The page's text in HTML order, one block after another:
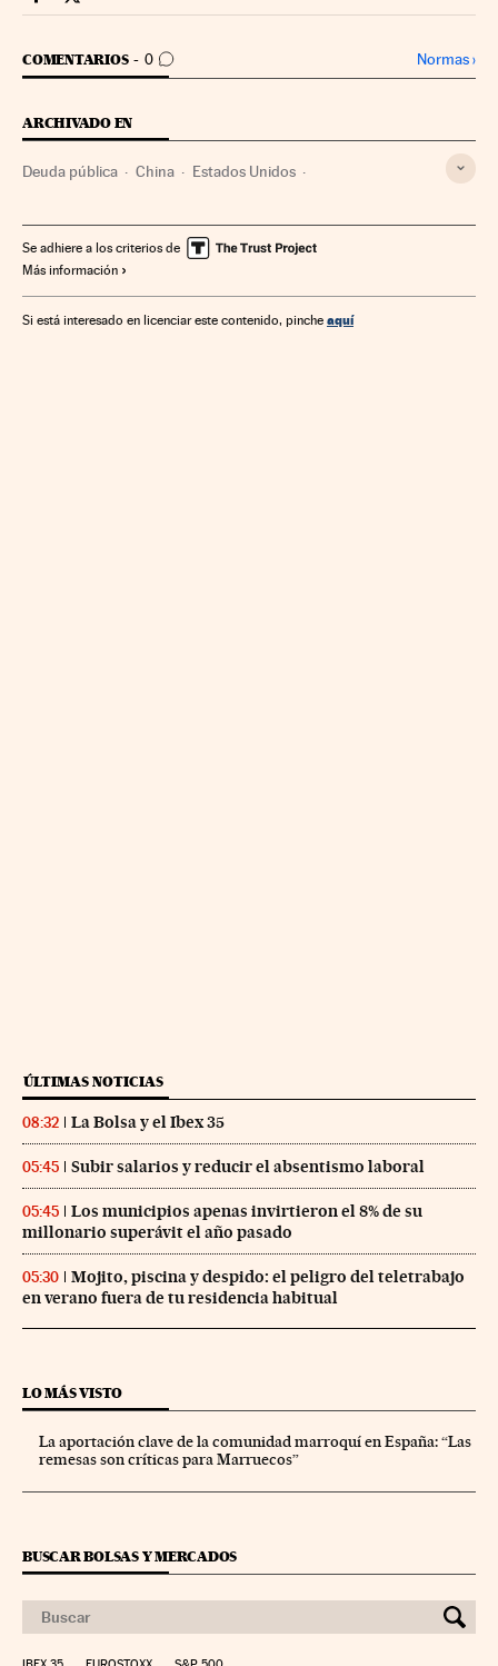
COMENTARIOS 0
IR A LOS COMENTARIOS Normas›
ARCHIVADO EN
Deuda pública China Estados Unidos
Déficit público Asia Finanzas públicas
Se adhiere a los criterios de
Más información
Si está interesado en licenciar este contenido, pinche aquí
ÚLTIMAS NOTICIAS
08:32 La Bolsa y el Ibex 35
05:45 Subir salarios y reducir el absentismo laboral
05:45
Los municipios apenas invirtieron el 8% de su
millonario superávit el año pasado
05:30
Mojito, piscina y despido: el peligro del teletrabajo
en verano fuera de tu residencia habitual
LO MÁS VISTO
La aportación clave de la comunidad marroquí en España: “Las
remesas son críticas para Marruecos”
BUSCAR BOLSAS Y MERCADOS